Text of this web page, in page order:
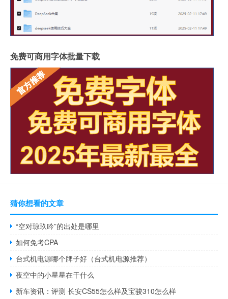
免费可商用字体批量下载
猜你想看的文章
“空对琼玖吟”的出处是哪里
如何免考CPA
台式机电源哪个牌子好（台式机电源推荐）
夜空中的小星星在干什么
新车资讯：评测 长安CS55怎么样及宝骏310怎么样